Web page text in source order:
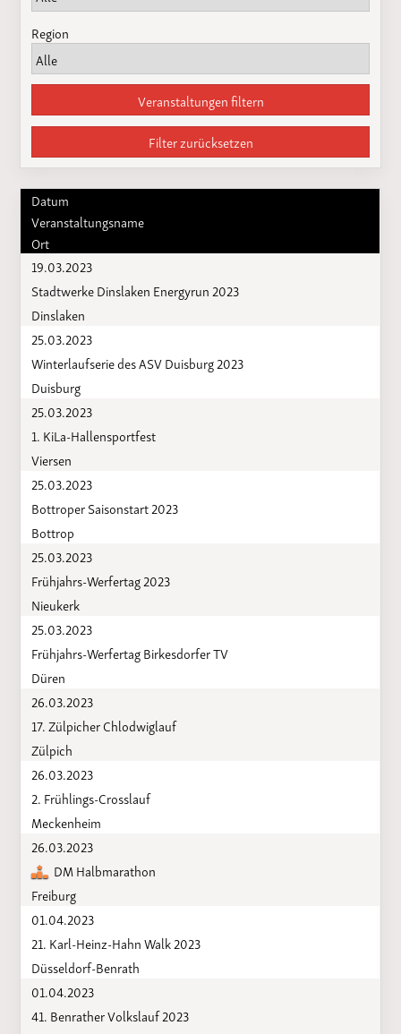
Region
Veranstaltungen filtern
Filter zurücksetzen
Datum
Veranstaltungsname
Ort
19.03.2023
Stadtwerke Dinslaken Energyrun 2023
Dinslaken
25.03.2023
Winterlaufserie des ASV Duisburg 2023
Duisburg
25.03.2023
1. KiLa-Hallensportfest
Viersen
25.03.2023
Bottroper Saisonstart 2023
Bottrop
25.03.2023
Frühjahrs-Werfertag 2023
Nieukerk
25.03.2023
Frühjahrs-Werfertag Birkesdorfer TV
Düren
26.03.2023
17. Zülpicher Chlodwiglauf
Zülpich
26.03.2023
2. Frühlings-Crosslauf
Meckenheim
26.03.2023
DM Halbmarathon
Freiburg
01.04.2023
21. Karl-Heinz-Hahn Walk 2023
Düsseldorf-Benrath
01.04.2023
41. Benrather Volkslauf 2023